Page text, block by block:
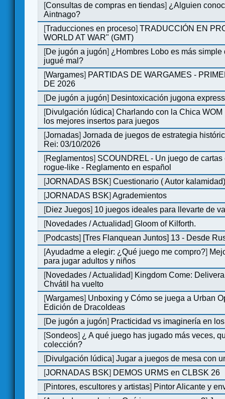
[Consultas de compras en tiendas] ¿Alguien
Aintnago?
[Traducciones en proceso]TRADUCCIÓN EN
WORLD AT WAR" (GMT)
[De jugón a jugón] ¿Hombres Lobo es más simple
jugué mal?
[Wargames] PARTIDAS DE WARGAMES -
DE 2026
[De jugón a jugón] Desintoxicación jugona express
[Divulgación lúdica]Charlando con la Chica WOM
los mejores insertos para juegos
[Jornadas]Jornada de juegos de estrategia
Rei: 03/10/2026
[Reglamentos] SCOUNDREL - Un juego de cartas
rogue-like - Reglamento en español
[JORNADAS BSK]Cuestionario ( Autor
[JORNADAS BSK]Agrademientos
[Diez Juegos] 10 juegos ideales para llevarte de
[Novedades / Actualidad]Gloom of Kilforth.
[Podcasts] [Tres Flanquean Juntos] 13 - Desde
[Ayudadme a elegir: ¿Qué juego me compro?]
para jugar adultos y niños
[Novedades / Actualidad] Kingdom Come:
Chvátil ha vuelto
[Wargames] Unboxing y Cómo se juega a Urban
Edición de DracoIdeas
[De jugón a jugón] Practicidad vs imaginería en
[Sondeos] ¿ A qué juego has jugado más veces,
colección?
[Divulgación lúdica]Jugar a juegos de mesa con
[JORNADAS BSK] DEMOS URMS en CLBSK 26
[Pintores, escultores y artistas] Pintor Alicante y